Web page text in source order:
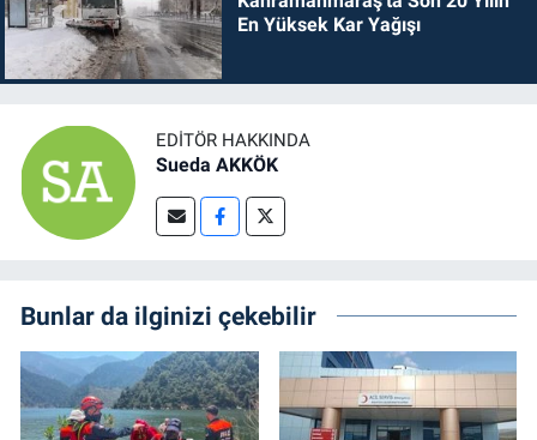
En Yüksek Kar Yağışı
EDITÖR HAKKINDA
Sueda AKKÖK
Bunlar da ilginizi çekebilir